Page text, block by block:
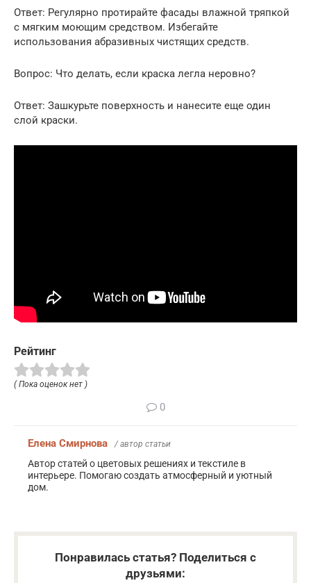
Ответ: Регулярно протирайте фасады влажной тряпкой
с мягким моющим средством. Избегайте
использования абразивных чистящих средств.
Вопрос: Что делать, если краска легла неровно?
Ответ: Зашкурьте поверхность и нанесите еще один
слой краски.
Рейтинг
( Пока оценок нет )
0
Елена Смирнова / автор статьи
Автор статей о цветовых решениях и текстиле в
интерьере. Помогаю создать атмосферный и уютный
дом.
Понравилась статья? Поделиться с
друзьями: